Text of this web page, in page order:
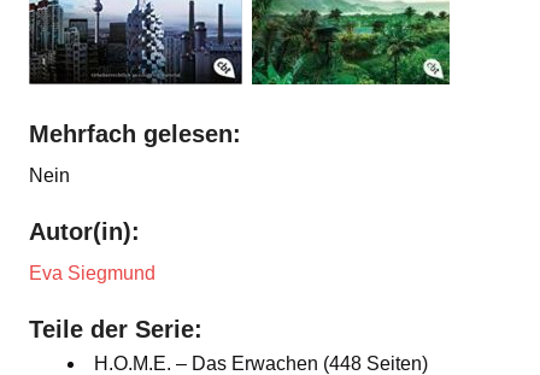
Mehrfach gelesen:
Nein
Autor(in):
Eva Siegmund
Teile der Serie:
H.O.M.E. – Das Erwachen (448 Seiten)